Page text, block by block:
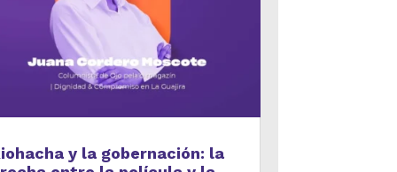
y la gobernación: la